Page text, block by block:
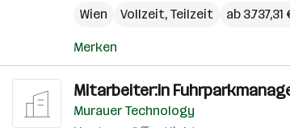
Wien
Vollzeit, Teilzeit ab
Merken
Mitarbeiter:in
Murauer Technology